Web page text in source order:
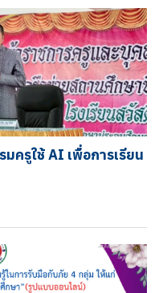
ครูใช้ AI เพื่อการเรียน